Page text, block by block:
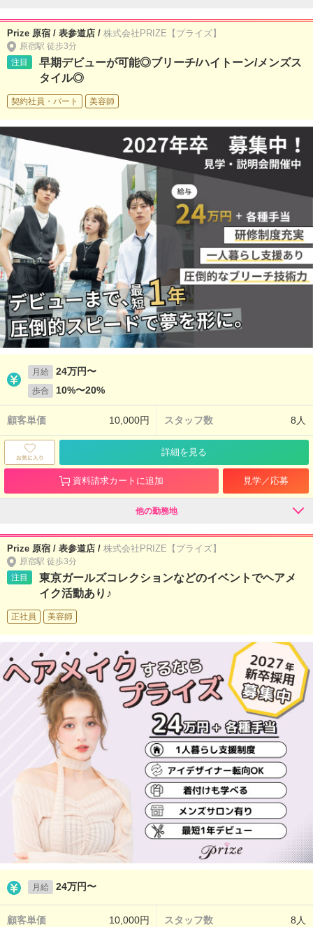
Prize 原宿 / 表参道店 / 株式会社PRIZE【プライズ】
原宿駅 徒歩3分
注目
早期デビューが可能◎ブリーチ/ハイトーン/メンズス
タイル◎
契約社員・パート 美容師
月給 24万円〜
歩合 10%〜20%
顧客単価 10,000円 スタッフ数 8人
詳細を見る
資料請求カートに追加 見学／応募
他の勤務地
Prize 原宿 / 表参道店 / 株式会社PRIZE【プライズ】
原宿駅 徒歩3分
注目
東京ガールズコレクションなどのイベントでヘアメ
イク活動あり♪
正社員 美容師
月給 24万円〜
顧客単価 10,000円 スタッフ数 8人